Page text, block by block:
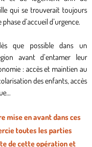
qui se trouverait toujours
d’accueil d’urgence.
que possible dans un
avant d’entamer leur
: accès et maintien au
des enfants, accès
mise en avant dans ces
toutes les parties
de cette opération et